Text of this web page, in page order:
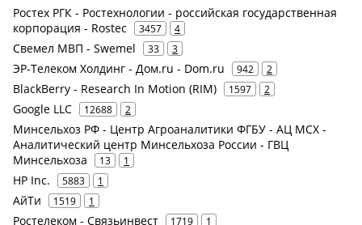
Ростех РГК - Ростехнологии - российская государственная
корпорация - Rostec
3457 4
Свемел МВП - Swemel 33 3
ЭР-Телеком Холдинг - Дом.ru - Dom.ru 942 2
BlackBerry - Research In Motion (RIM) 1597 2
Google LLC 12688 2
Минсельхоз РФ - Центр Агроаналитики ФГБУ - АЦ МСХ -
Аналитический центр Минсельхоза России - ГВЦ
Минсельхоза
13 1
HP Inc. 5883 1
АйТи 1519 1
Ростелеком - Связьинвест 1719 1